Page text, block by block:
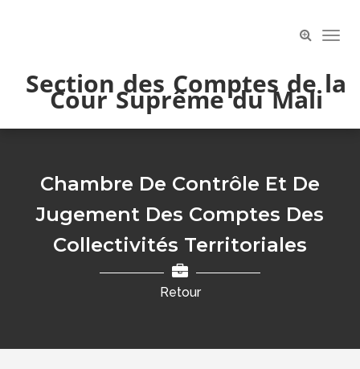
Section des Comptes de la
Cour Suprême du Mali
Chambre De Contrôle Et De
Jugement Des Comptes Des
Collectivités Territoriales
Retour